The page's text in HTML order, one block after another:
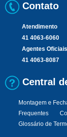
Contato
Atendimento
41 4063-6060
Agentes Oficiais
41 4063-8087
Central
Montagem e
Frequentes
Glossário de